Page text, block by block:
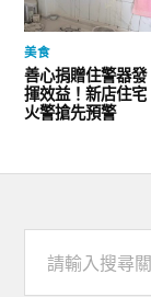
美食
善心捐贈住警器發
揮效益！新店住宅
火警搶先預警